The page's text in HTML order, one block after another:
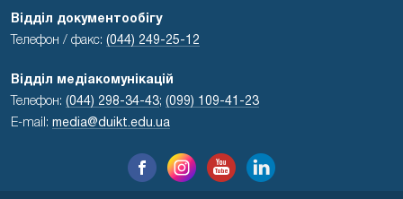
Відділ документообігу
Телефон / факс: (044) 249-25-12
Відділ медіакомунікацій
Телефон: (044) 298-34-43; (099) 109-41-23
E-mail: media@duikt.edu.ua